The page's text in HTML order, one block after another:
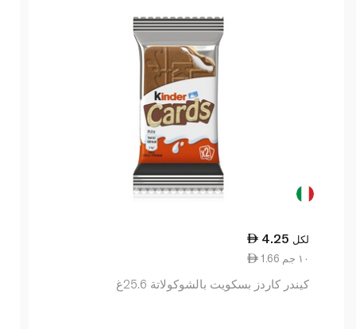
4.25 لكل
1.66 ١٠ جم
كيندر كاردز بسكويت بالشوكولاتة 25.6غ